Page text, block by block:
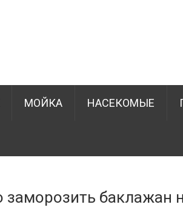
МОЙКА НАСЕКОМЫЕ
заморозить баклажан